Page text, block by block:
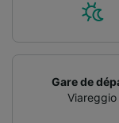
Gare de
Viareggio
externes,
Utiliser des